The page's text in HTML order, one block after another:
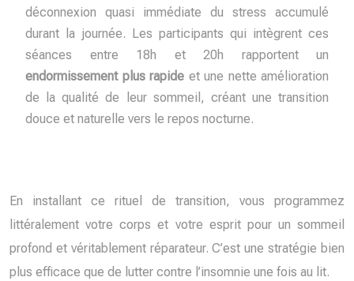
déconnexion quasi immédiate du stress accumulé
durant la journée. Les participants qui intègrent ces
séances entre 18h et 20h rapportent un
endormissement plus rapide et une nette amélioration
de la qualité de leur sommeil, créant une transition
douce et naturelle vers le repos nocturne.
En installant ce rituel de transition, vous programmez
littéralement votre corps et votre esprit pour un sommeil
profond et véritablement réparateur. C’est une stratégie bien
plus efficace que de lutter contre l’insomnie une fois au lit.